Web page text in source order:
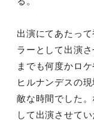
出演にてあたっ
ラーとして出演
までも何度かロ
ヒルナンデスの
敵な時間でした
して出演させて